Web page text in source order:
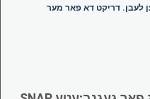
לעבן. דריקט דא פאר מער